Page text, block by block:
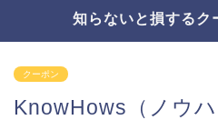
知らないと損するク
クーポン
KnowHows（ノウ